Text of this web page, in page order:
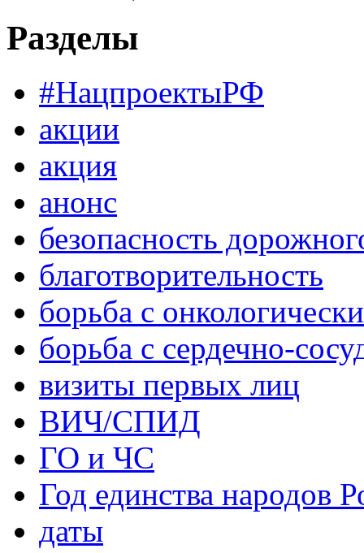
Разделы
#НацпроектыРФ
акции
акция
анонс
безопасность
благотворительность
борьба с
борьба с сердечно-
визиты первых лиц
ВИЧ/СПИД
ГО и ЧС
Год единства народов
даты